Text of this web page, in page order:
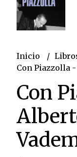
Inicio
Con Piazzolla
Con